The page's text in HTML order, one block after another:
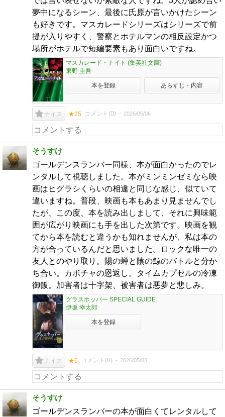
夢中になるシーン、最後に氏原が言いかけたシーン
も好きです。マスカレードシリーズはシリーズで前
提が入りやすく、警察とホテルマンの相反設定かつ
場所がホテルで短編要素もあり面白いですね。
マスカレード・ナイト (集英社文庫)
東野 圭吾
本を登録 あらすじ・内容
ナイス ★25 コメント(0) 2026/05/06
そうすけ
ゴールデンスランバー同様、本が面白かったのでレ
ンタルして視聴しました。本がミンミンゼミなら映
画はヒグラシくらいの相違と同じな感じ、似ていて
違いますね。普段、映画も本もあまり見ませんでし
たが、この度、本を読み出しまして、それに興味範
囲が広がり映画にも手を出した次第です。映画を観
てから本を読むと違うかも知れませんが、私は本の
方が合っているんだと思いました。ロックな唯一の
友人とのやり取り。陽の蝉と陰の鯨のバトルと分か
ち合い。カボチャの恩返し。タイムカプセルの冷凍
御飯。加害者は十字架、被害者は悪夢と悲しみ。
グラスホッパー SPECIAL GUIDE
伊坂 幸太郎
本を登録
ナイス ★6 コメント(0) 2026/05/03
そうすけ
ゴールデンスランバーの本が面白くてレンタルして